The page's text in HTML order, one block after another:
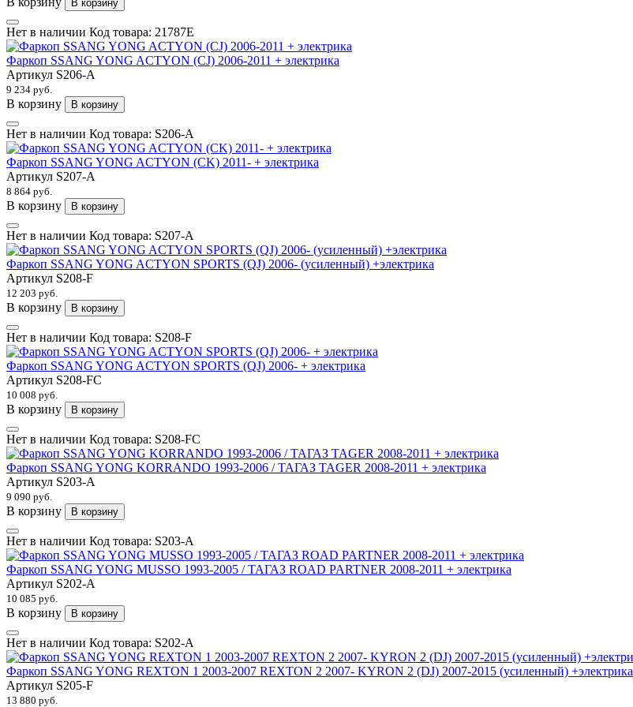
В корзину
Нет в наличии Код товара: 21787E
Фаркоп SSANG YONG ACTYON (CJ) 2006-2011 + электрика
Артикул S206-A
9 234 руб.
В корзину В корзину
Нет в наличии Код товара: S206-A
Фаркоп SSANG YONG ACTYON (CK) 2011- + электрика
Артикул S207-A
8 864 руб.
В корзину В корзину
Нет в наличии Код товара: S207-A
Фаркоп SSANG YONG ACTYON SPORTS (QJ) 2006- (усиленный) +электрика
Артикул S208-F
12 203 руб.
В корзину В корзину
Нет в наличии Код товара: S208-F
Фаркоп SSANG YONG ACTYON SPORTS (QJ) 2006- + электрика
Артикул S208-FC
10 008 руб.
В корзину В корзину
Нет в наличии Код товара: S208-FC
Фаркоп SSANG YONG KORRANDO 1993-2006 / ТАГАЗ TAGER 2008-2011 + электрика
Артикул S203-A
9 090 руб.
В корзину В корзину
Нет в наличии Код товара: S203-A
Фаркоп SSANG YONG MUSSO 1993-2005 / ТАГАЗ ROAD PARTNER 2008-2011 + электрика
Артикул S202-A
10 085 руб.
В корзину В корзину
Нет в наличии Код товара: S202-A
Фаркоп SSANG YONG REXTON 1 2003-2007 REXTON 2 2007- KYRON 2 (DJ) 2007-2015 (усиленный) +электрика
Артикул S205-F
13 880 руб.